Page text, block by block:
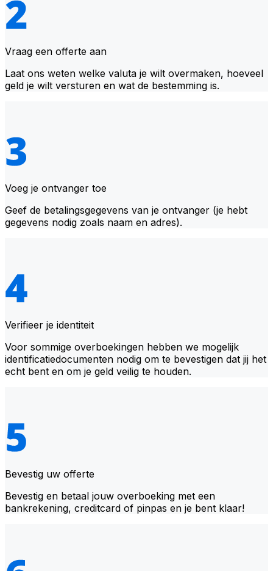
Vraag een offerte aan
Laat ons weten welke valuta je wilt overmaken, hoeveel
geld je wilt versturen en wat de bestemming is.
Voeg je ontvanger toe
Geef de betalingsgegevens van je ontvanger (je hebt
gegevens nodig zoals naam en adres).
Verifieer je identiteit
Voor sommige overboekingen hebben we mogelijk
identificatiedocumenten nodig om te bevestigen dat jij het
echt bent en om je geld veilig te houden.
Bevestig uw offerte
Bevestig en betaal jouw overboeking met een
bankrekening, creditcard of pinpas en je bent klaar!